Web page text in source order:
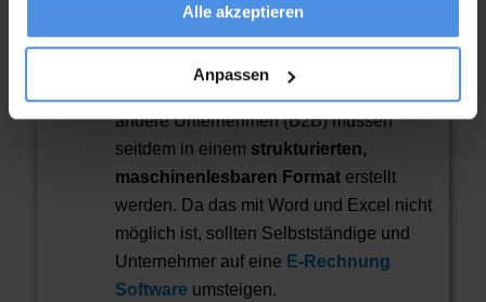
Alle akzeptieren
Anpassen
Seit Januar 2025 gilt die E-
andere Unternehmen (B2B) müssen
seitdem in einem strukturierten,
maschinenlesbaren Formaterstellt
werden. Da das mit Word und Excel nicht
möglich ist, sollten Selbstständige und
Unternehmer auf eine E-Rechnung
Software umsteigen.